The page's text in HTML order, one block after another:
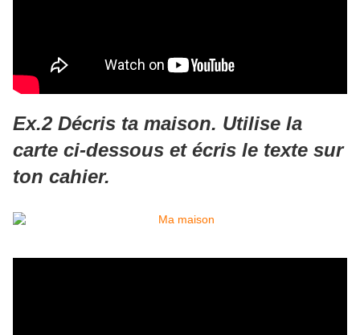
Ex.2 Décris ta maison. Utilise la
carte ci-dessous et écris le texte sur
ton cahier.